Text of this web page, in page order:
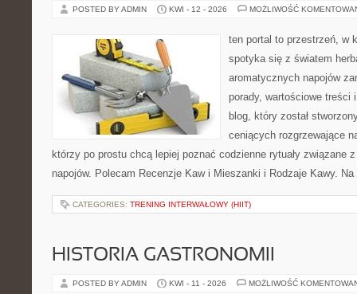
POSTED BY ADMIN KWI - 12 - 2026 MOŻLIWOŚĆ
ten portal to przestrzeń, w
spotyka się z światem
aromatycznych napojów
porady, wartościowe treści
blog, który został
ceniących rozgrzewające
którzy po prostu chcą lepiej poznać codzienne rytuały związane
napojów. Polecam Recenzje Kaw i Mieszanki i Rodzaje Kawy.
CATEGORIES: TRENING INTERWAŁOWY (HIIT)
HISTORIA GASTRONOMII
POSTED BY ADMIN KWI - 11 - 2026 MOŻLIWOŚĆ